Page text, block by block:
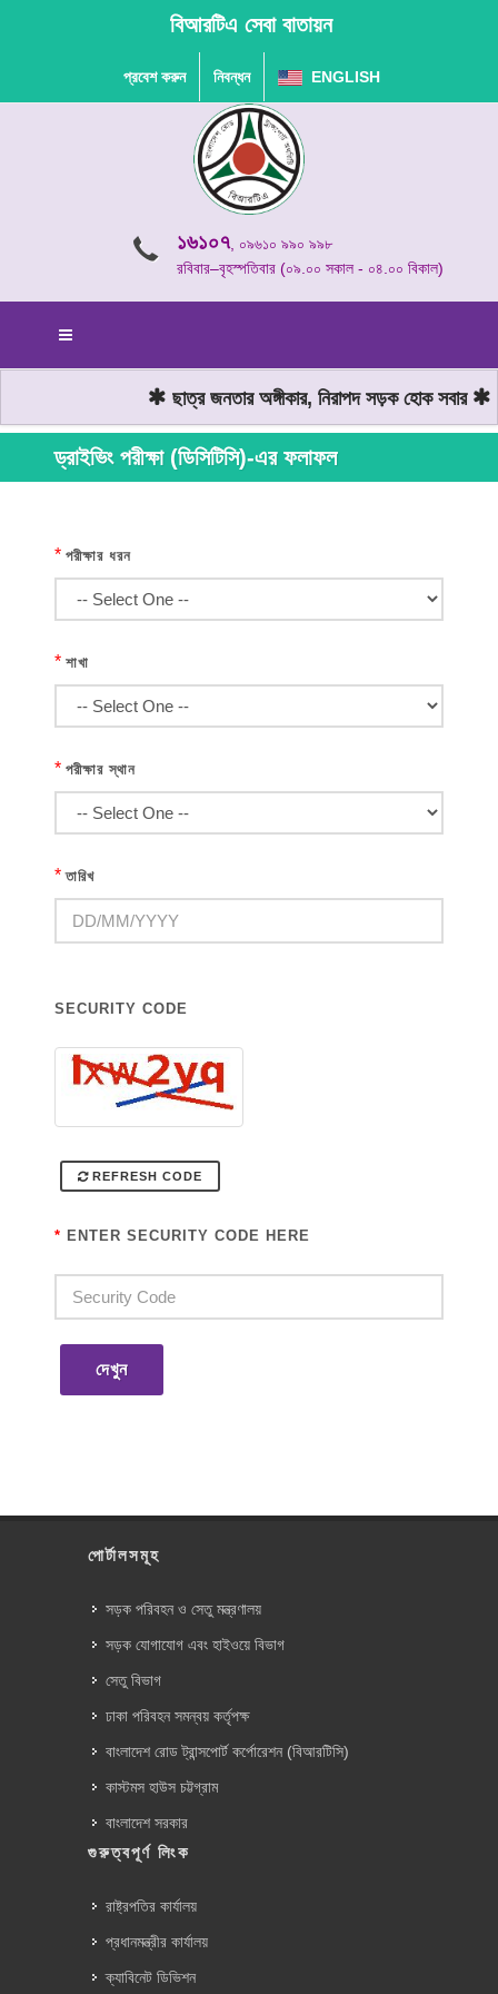
বিআরটিএ সেবা বাতায়ন
প্রবেশ করুন নিবন্ধন ENGLISH
১৬১০৭, ০৯৬১০ ৯৯০ ৯৯৮
রবিবার–বৃহস্পতিবার (০৯.০০ সকাল - ০৪.০০ বিকাল)
ছাত্র জনতার অঙ্গীকার, নিরাপদ সড়ক হোক সবার
ড্রাইভিং পরীক্ষা (ডিসিটিসি)-এর ফলাফল
* পরীক্ষার ধরন
* শাখা
* পরীক্ষার স্থান
* তারিখ
SECURITY CODE
REFRESH CODE
* ENTER SECURITY CODE HERE
দেখুন
পোর্টালসমূহ
সড়ক পরিবহন ও সেতু মন্ত্রণালয়
সড়ক যোগাযোগ এবং হাইওয়ে বিভাগ
সেতু বিভাগ
ঢাকা পরিবহন সমন্বয় কর্তৃপক্ষ
বাংলাদেশ রোড ট্রান্সপোর্ট কর্পোরেশন (বিআরটিসি)
কাস্টমস হাউস চট্টগ্রাম
বাংলাদেশ সরকার
গুরুত্বপূর্ণ লিংক
রাষ্ট্রপতির কার্যালয়
প্রধানমন্ত্রীর কার্যালয়
ক্যাবিনেট ডিভিশন